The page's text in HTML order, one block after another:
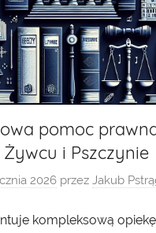
pomoc
Żywcu i Pszczynie
2026 przez Jakub
kompleksową